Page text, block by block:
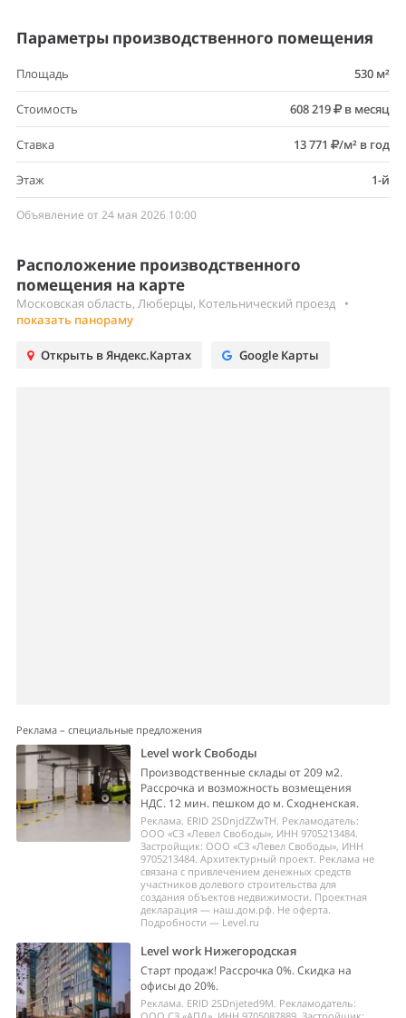
Параметры производственного помещения
Площадь 530 м²
Стоимость 608 219 в месяц
Ставка 13 771 /м² в год
Этаж 1-й
Объявление от 24 мая 2026 10:00
Расположение производственного
помещения на карте
Московская область, Люберцы, Котельнический проезд
•
показать панораму
Открыть в Яндекс.Картах Google Карты
Реклама – специальные предложения
Level work Свободы
Производственные склады от 209 м2.
Рассрочка и возможность возмещения
НДС. 12 мин. пешком до м. Сходненская.
Реклама. ERID 2SDnjdZZwTH. Рекламодатель:
ООО «СЗ «Левел Свободы», ИНН 9705213484.
Застройщик: ООО «СЗ «Левел Свободы», ИНН
9705213484. Архитектурный проект. Реклама не
связана с привлечением денежных средств
участников долевого строительства для
создания объектов недвижимости. Проектная
декларация — наш.дом.рф. Не оферта.
Подробности — Level.ru
Level work Нижегородская
Старт продаж! Рассрочка 0%. Скидка на
офисы до 20%.
Реклама. ERID 2SDnjeted9M. Рекламодатель: